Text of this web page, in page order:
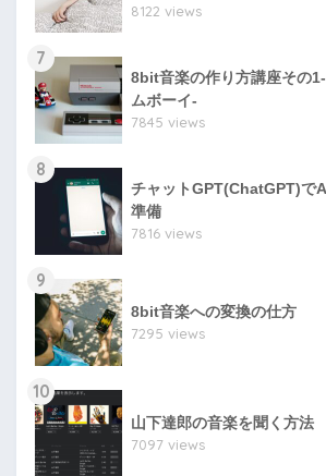
8122 views
7
8bit音楽の作り方講座その
ムボーイ-
7845 views
8
チャットGPT(ChatGPT)で
準備
7816 views
9
8bit音楽への変換の仕方
7295 views
10
山下達郎の音楽を聞く方法
7097 views